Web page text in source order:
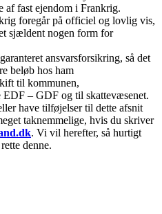
af fast ejendom i Frankrig.
foregår på officiel og lovlig vis,
sjældent nogen form for
ansvarsforsikring, så det
beløb hos ham
til kommunen,
EDF – GDF og til skattevæsenet.
have tilføjelser til dette afsnit
taknemmelige, hvis du skriver
. Vi vil herefter, så hurtigt
denne.